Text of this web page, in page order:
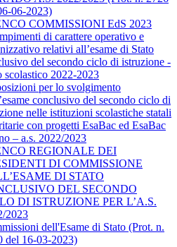
06-2023)
COMMISSIONI EdS 2023
di carattere operativo e
relativi all’esame di Stato
del secondo ciclo di istruzione -
scolastico 2022-2023
per lo svolgimento
conclusivo del secondo ciclo di
nelle istituzioni scolastiche statali
con progetti EsaBac ed EsaBac
– a.s. 2022/2023
REGIONALE DEI
DI COMMISSIONE
DI STATO
DEL SECONDO
DI ISTRUZIONE PER L’A.S.
2023
dell'Esame di Stato (Prot. n.
del 16-03-2023)